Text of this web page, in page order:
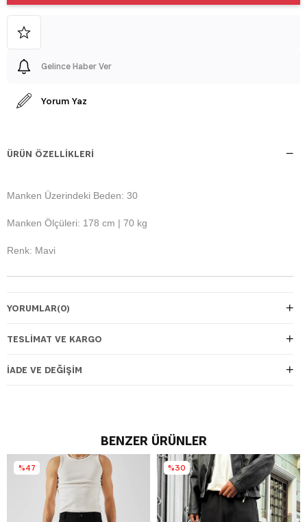
Gelince Haber Ver
Yorum Yaz
ÜRÜN ÖZELLIKLERI
Manken Üzerindeki Beden: 30
Manken Ölçüleri: 178 cm | 70 kg
Renk: Mavi
YORUMLAR(0)
TESLIMAT VE KARGO
İADE VE DEĞIŞIM
BENZER ÜRÜNLER
%47 %30